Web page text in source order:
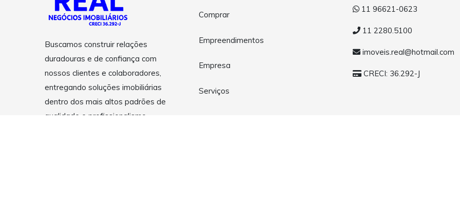
Buscamos construir relações
duradouras e de confiança com
nossos clientes e colaboradores,
entregando soluções imobiliárias
dentro dos mais altos padrões de
qualidade e profissionalismo.
Comprar
Empreendimentos
Empresa
Serviços
11 96621-0623
11 2280.5100
imoveis.real@hotmail.com
CRECI: 36.292-J